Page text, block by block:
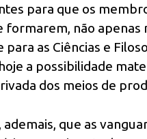
para que os
formarem, não apenas
para as Ciências e
a possibilidade
dos meios de
ademais, que as